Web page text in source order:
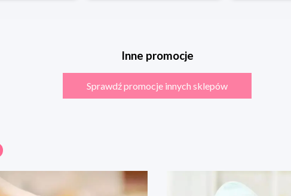
Inne promocje
Sprawdź promocje innych sklepów